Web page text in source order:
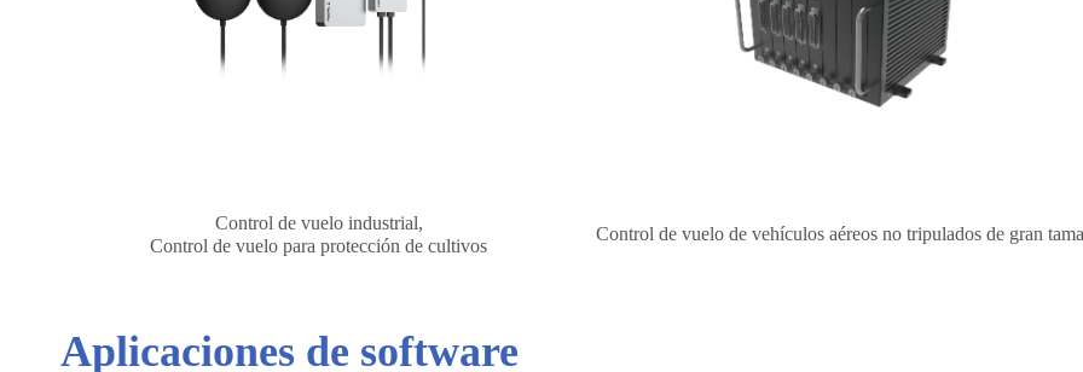
Control de vuelo industrial,
Control de vuelo para protección de cultivos
Control de vuelo de vehículos aéreos no tripulados de gran
Aplicaciones de software